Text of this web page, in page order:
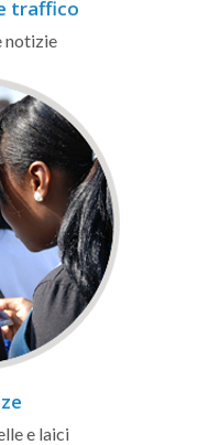
traffico
notizie
e laici